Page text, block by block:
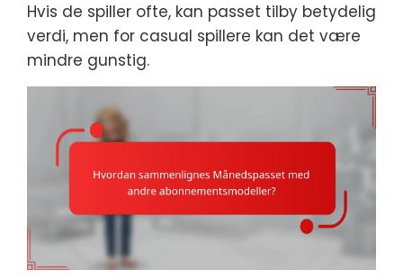
Hvis de spiller ofte, kan passet tilby betydelig
verdi, men for casual spillere kan det være
mindre gunstig.